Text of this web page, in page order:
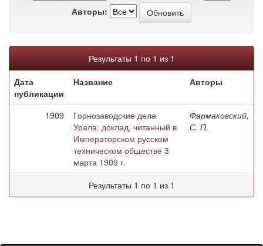
Авторы:
Результаты 1 по 1 из 1
Дата
публикации
Название Авторы
1909
Горнозаводские дела
Урала: доклад, читанный в
Императорском русском
техническом обществе 3
марта 1909 г.
Фармаковский,
С. П.
Результаты 1 по 1 из 1